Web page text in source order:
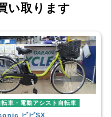
い取ります
シスト自転車
SX